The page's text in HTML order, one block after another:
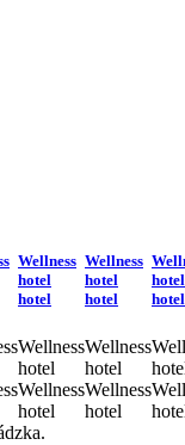
Wellness
hotel
hotel
Wellness
hotel
Wellness
hotel
Wellness
hotel
hotel
Wellness
hotel
Wellness
hotel
hotel
hotel